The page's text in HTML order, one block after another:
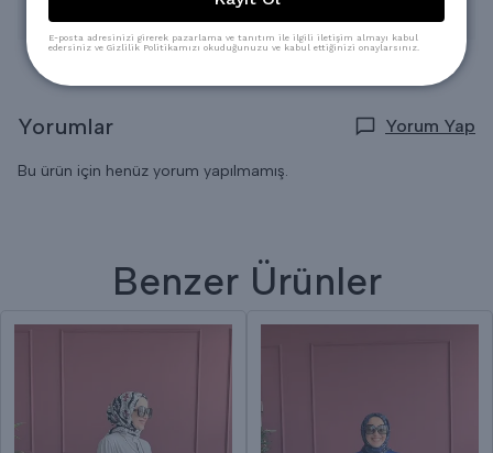
Yorumlar Yorum Yap
Bu ürün için henüz yorum yapılmamış.
Benzer Ürünler
E-posta adresinizi girerek pazarlama ve tanıtım ile ilgili iletişim almayı kabul
edersiniz ve Gizlilik Politikamızı okuduğunuzu ve kabul ettiğinizi onaylarsınız.